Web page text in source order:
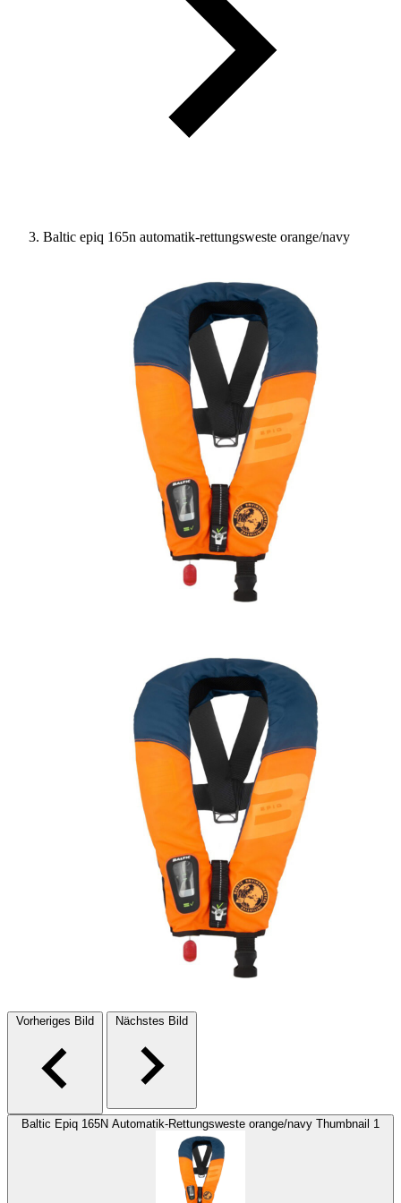
Baltic epiq 165n automatik-rettungsweste orange/navy
Vorheriges Bild Nächstes Bild
Baltic Epiq 165N Automatik-Rettungsweste orange/navy Thumbnail 1